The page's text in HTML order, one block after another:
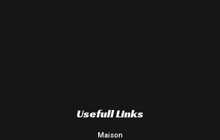
Usefull Links
Maison